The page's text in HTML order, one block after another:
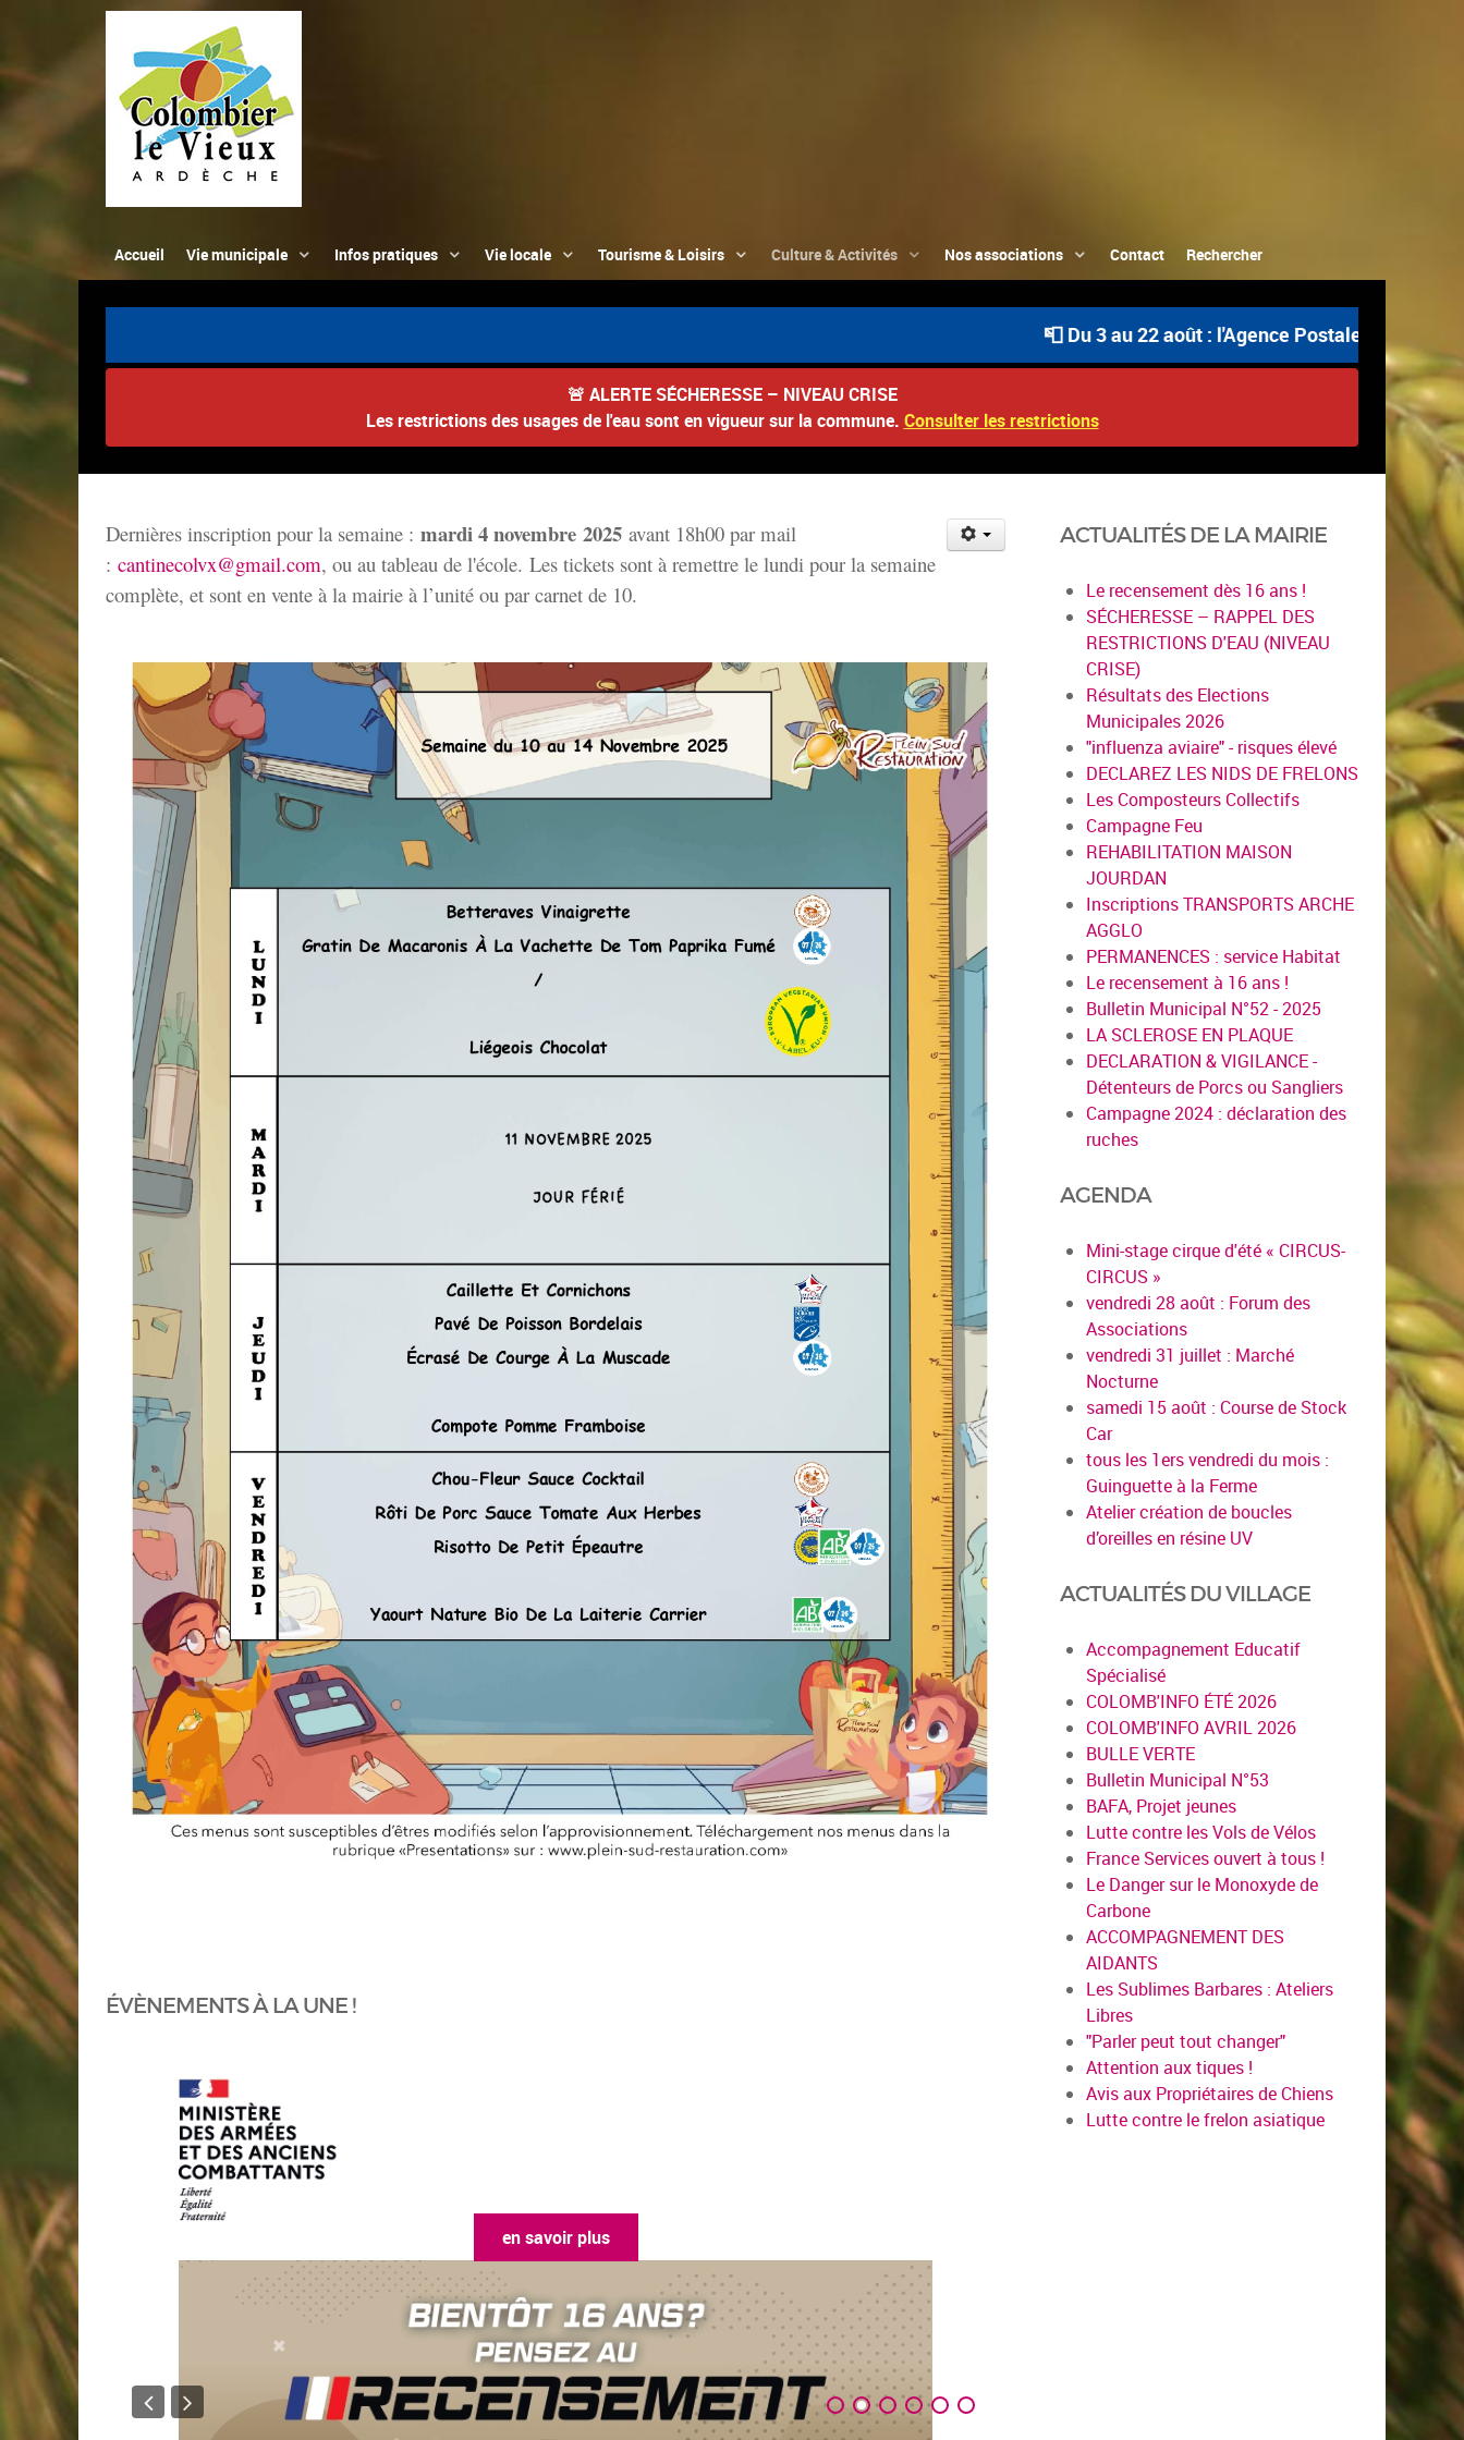
Accueil Vie municipale Infos pratiques Vie locale Tourisme & Loisirs Culture & Activités Nos associations Contact Rechercher
📮 Du 3 au 22 août : l'Agence Postale Communale
🚨 ALERTE SÉCHERESSE – NIVEAU CRISE
Les restrictions des usages de l'eau sont en vigueur sur la commune. Consulter les restrictions
Dernières inscription pour la semaine : mardi 4 novembre 2025 avant 18h00 par mail
: cantinecolvx@gmail.com, ou au tableau de l'école. Les tickets sont à remettre le lundi pour la semaine
complète, et sont en vente à la mairie à l’unité ou par carnet de 10.
ÉVÈNEMENTS À LA UNE !
ACTUALITÉS DE LA MAIRIE
Le recensement dès 16 ans !
SÉCHERESSE – RAPPEL DES
RESTRICTIONS D'EAU (NIVEAU
CRISE)
Résultats des Elections
Municipales 2026
"influenza aviaire" - risques élevé
DECLAREZ LES NIDS DE FRELONS
Les Composteurs Collectifs
Campagne Feu
REHABILITATION MAISON
JOURDAN
Inscriptions TRANSPORTS ARCHE
AGGLO
PERMANENCES : service Habitat
Le recensement à 16 ans !
Bulletin Municipal N°52 - 2025
LA SCLEROSE EN PLAQUE
DECLARATION & VIGILANCE -
Détenteurs de Porcs ou Sangliers
Campagne 2024 : déclaration des
ruches
AGENDA
Mini-stage cirque d'été « CIRCUS-
CIRCUS »
vendredi 28 août : Forum des
Associations
vendredi 31 juillet : Marché
Nocturne
samedi 15 août : Course de Stock
Car
tous les 1ers vendredi du mois :
Guinguette à la Ferme
Atelier création de boucles
d’oreilles en résine UV
ACTUALITÉS DU VILLAGE
Accompagnement Educatif
Spécialisé
COLOMB'INFO ÉTÉ 2026
COLOMB'INFO AVRIL 2026
BULLE VERTE
Bulletin Municipal N°53
BAFA, Projet jeunes
Lutte contre les Vols de Vélos
France Services ouvert à tous !
Le Danger sur le Monoxyde de
Carbone
ACCOMPAGNEMENT DES
AIDANTS
Les Sublimes Barbares : Ateliers
Libres
"Parler peut tout changer"
Attention aux tiques !
Avis aux Propriétaires de Chiens
Lutte contre le frelon asiatique